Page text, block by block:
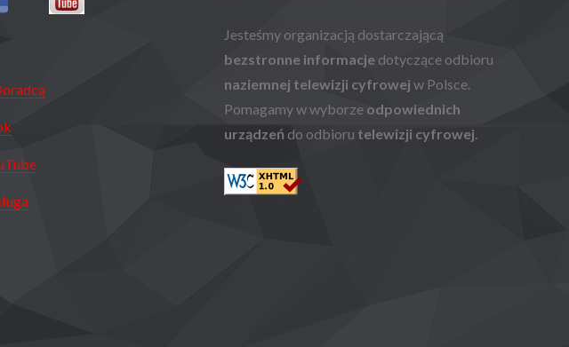
Jesteśmy organizacją dostarczającą
bezstronne informacjedotyczące odbioru
naziemnej telewizji cyfrowej w Polsce.
Pomagamy w wyborze odpowiednich
urządzeń do odbioru telewizji cyfrowej.